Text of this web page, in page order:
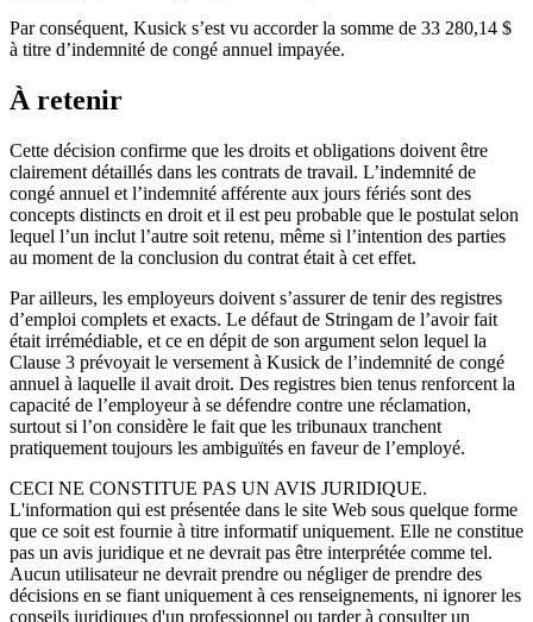
Par conséquent, Kusick s’est vu accorder la somme de 33 280,14 $
à titre d’indemnité de congé annuel impayée.
À retenir
Cette décision confirme que les droits et obligations doivent être
clairement détaillés dans les contrats de travail. L’indemnité de
congé annuel et l’indemnité afférente aux jours fériés sont des
concepts distincts en droit et il est peu probable que le postulat selon
lequel l’un inclut l’autre soit retenu, même si l’intention des parties
au moment de la conclusion du contrat était à cet effet.
Par ailleurs, les employeurs doivent s’assurer de tenir des registres
d’emploi complets et exacts. Le défaut de Stringam de l’avoir fait
était irrémédiable, et ce en dépit de son argument selon lequel la
Clause 3 prévoyait le versement à Kusick de l’indemnité de congé
annuel à laquelle il avait droit. Des registres bien tenus renforcent la
capacité de l’employeur à se défendre contre une réclamation,
surtout si l’on considère le fait que les tribunaux tranchent
pratiquement toujours les ambiguïtés en faveur de l’employé.
CECI NE CONSTITUE PAS UN AVIS JURIDIQUE.
L'information qui est présentée dans le site Web sous quelque forme
que ce soit est fournie à titre informatif uniquement. Elle ne constitue
pas un avis juridique et ne devrait pas être interprétée comme tel.
Aucun utilisateur ne devrait prendre ou négliger de prendre des
décisions en se fiant uniquement à ces renseignements, ni ignorer les
conseils juridiques d'un professionnel ou tarder à consulter un